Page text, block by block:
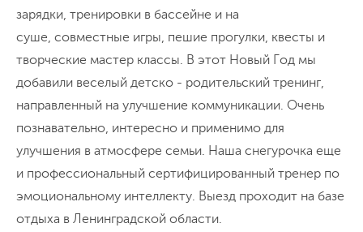
зарядки, тренировки в бассейне и на
суше, совместные игры, пешие прогулки, квесты и
творческие мастер классы. В этот Новый Год мы
добавили веселый детско - родительский тренинг,
направленный на улучшение коммуникации. Очень
познавательно, интересно и применимо для
улучшения в атмосфере семьи. Наша снегурочка еще
и профессиональный сертифицированный тренер по
эмоциональному интеллекту. Выезд проходит на базе
отдыха в Ленинградской области.